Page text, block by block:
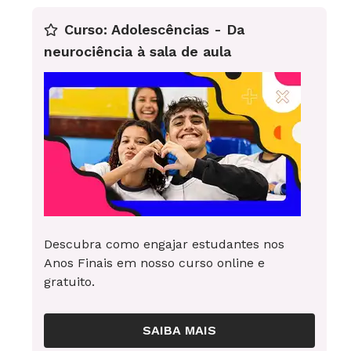
Curso: Adolescências - Da
neurociência à sala de aula
Descubra como engajar estudantes nos
Anos Finais em nosso curso online e
gratuito.
SAIBA MAIS